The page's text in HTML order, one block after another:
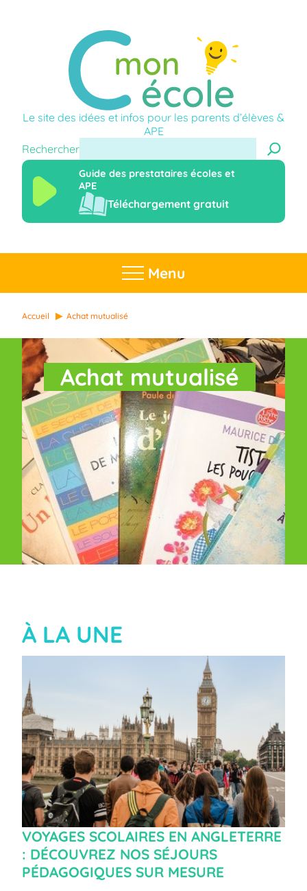
Le site des idées et infos pour les parents d’élèves &
APE
Rechercher
Guide des prestataires écoles et
APE
Téléchargement gratuit
Menu
Accueil Achat mutualisé
Achat mutualisé
À LA UNE
VOYAGES SCOLAIRES EN ANGLETERRE
: DÉCOUVREZ NOS SÉJOURS
PÉDAGOGIQUES SUR MESURE